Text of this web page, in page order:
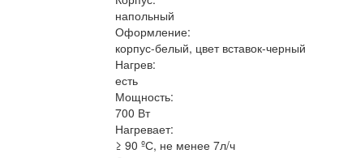
напольный
Оформление:
корпус-белый, цвет вставок-черный
Нагрев:
есть
Мощность:
700 Вт
Нагревает:
≥ 90 ºС, не менее 7л/ч